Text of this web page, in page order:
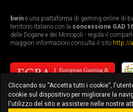
bwin è una piattaforma di gaming online di
territorio italiano con la concessione GAD
delle Dogane e dei Monopoli - regola il
maggiori informazioni consulta il sito http://
Cliccando su “Accetta tutti i cookie”,
cookie sul dispositivo per migliorare la
l'utilizzo del sito e assistere nelle nostre